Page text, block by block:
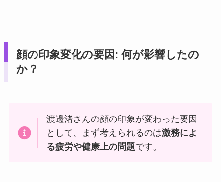
顔の印象変化の要因: 何が影響したの
か？
渡邊渚さんの顔の印象が変わった要因
として、まず考えられるのは激務によ
る疲労や健康上の問題です。